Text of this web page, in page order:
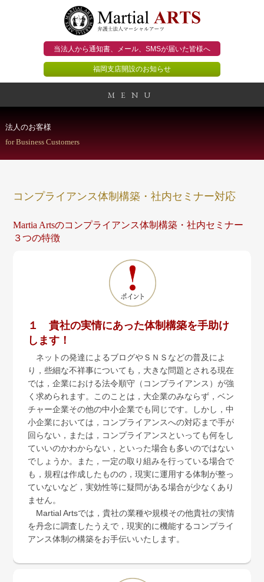
当法人から通知書、メール、 SMSが届いた皆様へ
福岡支店開設のお知らせ
MENU
事務所概要
顧問契約のススメ
アクセス
採用情報
個人情報保護方針
法人のお客様
for Business Customers
コンプライアンス体制構築・社内セミナー対応
Martia Artsのコンプライアンス体制構築・社内セミナー
３つの特徴
１ 貴社の実情にあった体制構築を手助け
します！
ネットの発達によるブログやＳＮＳなどの普及によ
り，些細な不祥事についても，大きな問題とされる現在
では，企業における法令順守（コンプライアンス）が強
く求められます。このことは，大企業のみならず，ベン
チャー企業その他の中小企業でも同じです。しかし，中
小企業においては，コンプライアンスへの対応まで手が
回らない，または，コンプライアンスといっても何をし
ていいのかわからない，といった場合も多いのではない
でしょうか。また，一定の取り組みを行っている場合で
も，規程は作成したものの，現実に運用する体制が整っ
ていないなど，実効性等に疑問がある場合が少なくあり
ません。
Martial Artsでは，貴社の業種や規模その他貴社の実情
を丹念に調査したうえで，現実的に機能するコンプライ
アンス体制の構築をお手伝いいたします。